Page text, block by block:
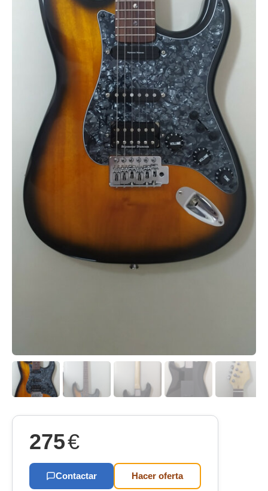
275€
Contactar Hacer oferta